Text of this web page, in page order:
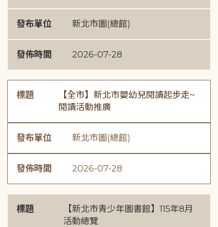
發布單位 新北市圖(總館)
發佈時間 2026-07-28
標題
【全市】新北市嬰幼兒閱讀起步走~
閱讀活動推廣
發布單位 新北市圖(總館)
發佈時間 2026-07-28
標題
【新北市青少年圖書館】115年8月
活動總覽